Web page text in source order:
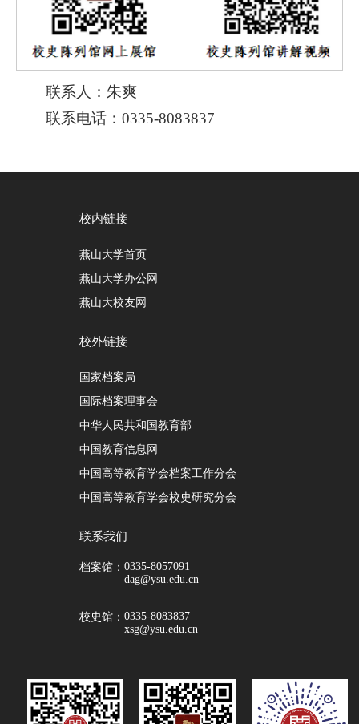
联系人：朱爽
联系电话：0335-8083837
校内链接
燕山大学首页
燕山大学办公网
燕山大校友网
校外链接
国家档案局
国际档案理事会
中华人民共和国教育部
中国教育信息网
中国高等教育学会档案工作分会
中国高等教育学会校史研究分会
联系我们
档案馆： 0335-8057091
dag@ysu.edu.cn
校史馆： 0335-8083837
xsg@ysu.edu.cn